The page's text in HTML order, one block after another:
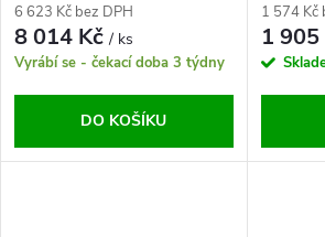
6 623 Kč bez DPH
8 014 Kč/ ks
Vyrábí se - čekací doba 3 týdny
DO KOŠÍKU
1 574 Kč
1